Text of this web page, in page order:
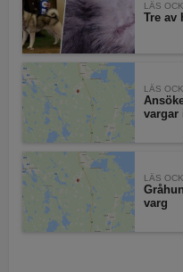
LÄS
Tre av
LÄS
vargar
LÄS
varg